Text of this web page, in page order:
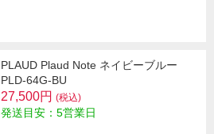
PLAUD Plaud Note ネイビーブルー
PLD-64G-BU
27,500円 (税込)
発送目安：5営業日